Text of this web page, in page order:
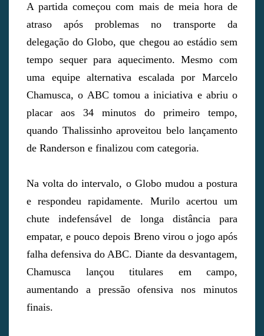
A partida começou com mais de meia hora de
atraso após problemas no transporte da
delegação do Globo, que chegou ao estádio sem
tempo sequer para aquecimento. Mesmo com
uma equipe alternativa escalada por Marcelo
Chamusca, o ABC tomou a iniciativa e abriu o
placar aos 34 minutos do primeiro tempo,
quando Thalissinho aproveitou belo lançamento
de Randerson e finalizou com categoria.
Na volta do intervalo, o Globo mudou a postura
e respondeu rapidamente. Murilo acertou um
chute indefensável de longa distância para
empatar, e pouco depois Breno virou o jogo após
falha defensiva do ABC. Diante da desvantagem,
Chamusca lançou titulares em campo,
aumentando a pressão ofensiva nos minutos
finais.